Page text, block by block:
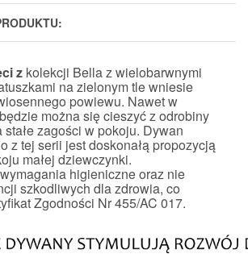
z kolekcji Bella z wielobarwnymi
na zielonym tle wniesie
powiewu. Nawet w
można się cieszyć z odrobiny
stałe zagości w pokoju. Dywan
z tej serii jest doskonałą propozycją
małej dziewczynki.
higieniczne oraz nie
szkodliwych dla zdrowia, co
Zgodności Nr 455/AC 017.